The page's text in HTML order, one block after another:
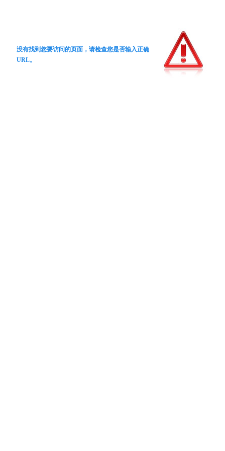
没有找到您要访问的页面，请检查您是否输入正确
URL。